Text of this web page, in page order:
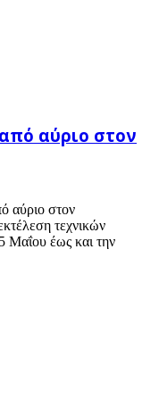
αύριο στον
αύριο στον
τεχνικών
Μαΐου έως και την